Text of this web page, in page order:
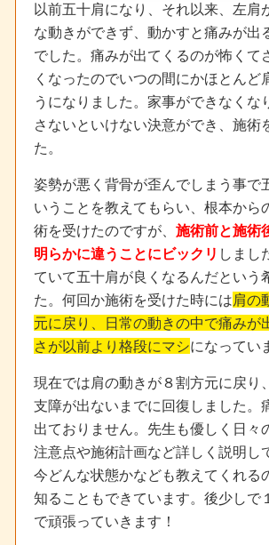
以前五十肩になり、それ以来、左肩
な動きができず、動かすと痛みが出
でした。痛みが出てくるのが怖くて
くなったのでいつの間にかほとんど
うになりました。家事ができなくな
さないといけない決意ができ、施術
た。
姿勢が悪く背骨が歪んでしまう事で
いうことを教えてもらい、根本から
術を受けたのですが、 施術前と施術
明らかに違うことにビックリ しまし
ていて五十肩が良くなるんだという
た。何回か施術を受けた時には肩の
元に戻り、日常の動きの中で痛みが
さが以前より格段にマシになってい
現在では肩の動きが８割方元に戻り
支障が出ないまでに回復しました。
出ておりません。先生も優しく日々
注意点や施術計画など詳しく説明し
今どんな状態かなども教えてくれる
知ることもできています。後少しで
で頑張っていきます！